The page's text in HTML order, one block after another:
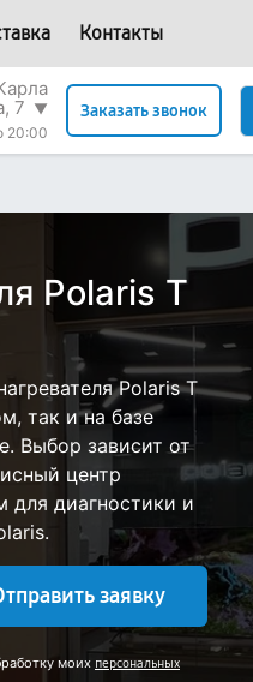
Контакты
7 ▼
20:00
Заказать звонок
Polaris T
Polaris T
так и на базе
Выбор зависит от
центр
для диагностики и
заявку
моих персональных